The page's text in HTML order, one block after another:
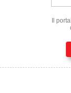
Il